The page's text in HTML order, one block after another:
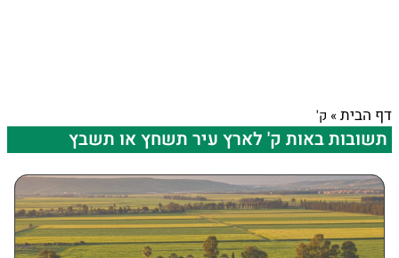
דף הבית» ק'
תשובות באות ק' לארץ עיר תשחץ או תשבץ